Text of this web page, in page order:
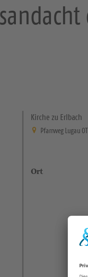
Kirche zu Erlbach
Pfarrweg Lugau
Ort